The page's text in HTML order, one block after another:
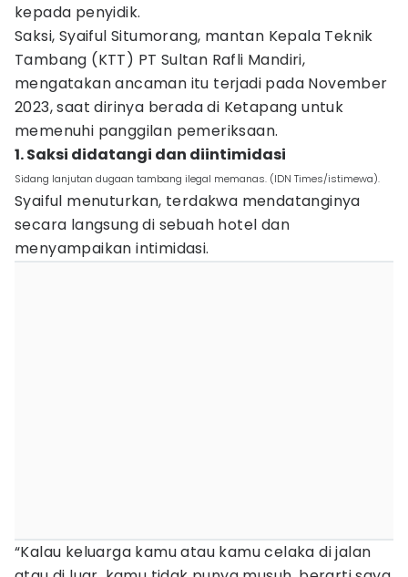
kepada penyidik.
Saksi, Syaiful Situmorang, mantan Kepala Teknik
Tambang (KTT) PT Sultan Rafli Mandiri,
mengatakan ancaman itu terjadi pada November
2023, saat dirinya berada di Ketapang untuk
memenuhi panggilan pemeriksaan.
1. Saksi didatangi dan diintimidasi
Sidang lanjutan dugaan tambang ilegal memanas. (IDN Times/istimewa).
Syaiful menuturkan, terdakwa mendatanginya
secara langsung di sebuah hotel dan
menyampaikan intimidasi.
“Kalau keluarga kamu atau kamu celaka di jalan